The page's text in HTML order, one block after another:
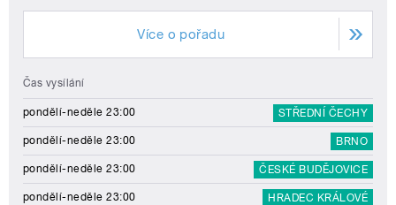
Více o pořadu
Čas vysílání
pondělí-neděle 23:00 STŘEDNÍ ČECHY
pondělí-neděle 23:00 BRNO
pondělí-neděle 23:00 ČESKÉ BUDĚJOVICE
pondělí-neděle 23:00 HRADEC KRÁLOVÉ